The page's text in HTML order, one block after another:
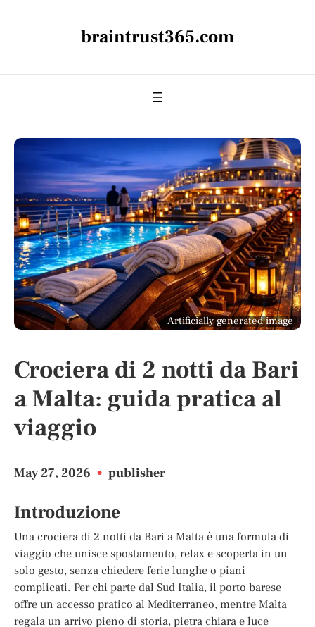
braintrust365.com
Artificially generated image
Crociera di 2 notti da Bari
a Malta: guida pratica al
viaggio
May 27, 2026 • publisher
Introduzione
Una crociera di 2 notti da Bari a Malta è una formula di
viaggio che unisce spostamento, relax e scoperta in un
solo gesto, senza chiedere ferie lunghe o piani
complicati. Per chi parte dal Sud Italia, il porto barese
offre un accesso pratico al Mediterraneo, mentre Malta
regala un arrivo pieno di storia, pietra chiara e luce